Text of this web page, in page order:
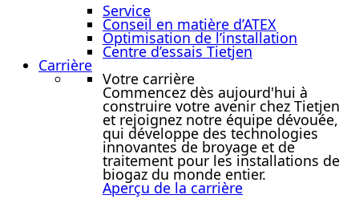
Service
Conseil en matière d’ATEX
Optimisation de l’installation
Centre d’essais Tietjen
Carrière
Votre carrière
Commencez dès aujourd'hui à
construire votre avenir chez Tietjen
et rejoignez notre équipe dévouée,
qui développe des technologies
innovantes de broyage et de
traitement pour les installations de
biogaz du monde entier.
Aperçu de la carrière